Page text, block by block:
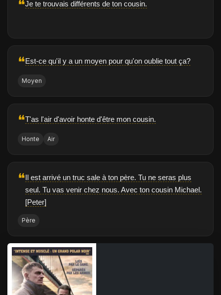
❝Je te trouvais différents de ton cousin.
❝Est-ce qu'il y a un moyen pour qu'on oublie tout ça?
Moyen
❝T'as l'air d'avoir honte d'être mon cousin.
Honte Air
❝Il est arrivé un truc sale à ton père. Tu ne seras plus
seul. Tu vas venir chez nous. Avec ton cousin Michael.
[Peter]
Père